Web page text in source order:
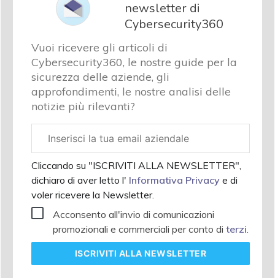
newsletter di
Cybersecurity360
Vuoi ricevere gli articoli di
Cybersecurity360, le nostre guide per la
sicurezza delle aziende, gli
approfondimenti, le nostre analisi delle
notizie più rilevanti?
aziendale
Cliccando su "ISCRIVITI ALLA NEWSLETTER",
dichiaro di aver letto l' Informativa Privacy e di
voler ricevere la Newsletter.
Acconsento all'invio di comunicazioni
promozionali e commerciali per conto di terzi.
ISCRIVITI ALLA NEWSLETTER